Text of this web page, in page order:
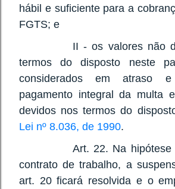
hábil e suficiente para a
FGTS; e
II - os valores não
termos do disposto neste
considerados em atraso
pagamento integral da multa
devidos nos termos do
Lei nº 8.036, de 1990.
Art. 22. Na
contrato de trabalho, a
art. 20 ficará resolvida e o